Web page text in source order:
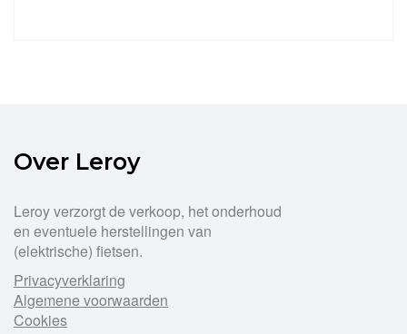
kan
op
de
productpagina
Over Leroy
Leroy verzorgt de verkoop, het onderhoud
en eventuele herstellingen van
(elektrische) fietsen.
Privacyverklaring
Algemene voorwaarden
Cookies